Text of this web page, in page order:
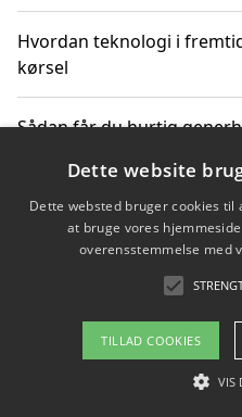
Hvordan teknologi i
kørsel
Sådan får du hurtig
Sådan lærer du
Gentofte
Copyright
Om / kontakt
Dette website
Dette websted bruger cookies
at bruge vores
overensstemmelse med
TILLAD COOKIES
VIS